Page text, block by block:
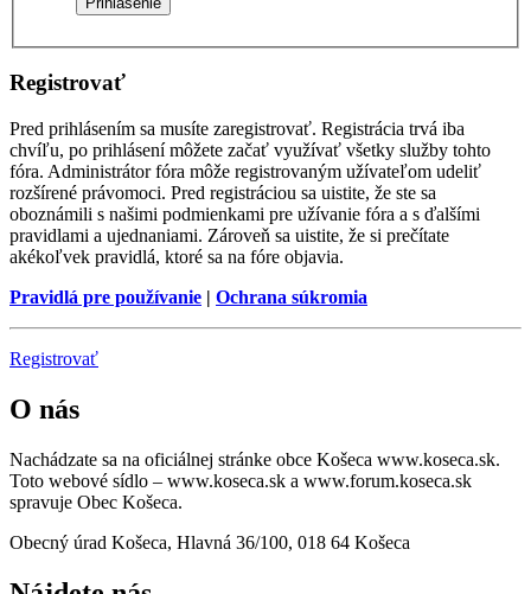
Registrovať
Pred prihlásením sa musíte zaregistrovať. Registrácia trvá iba
chvíľu, po prihlásení môžete začať využívať všetky služby tohto
fóra. Administrátor fóra môže registrovaným užívateľom udeliť
rozšírené právomoci. Pred registráciou sa uistite, že ste sa
oboznámili s našimi podmienkami pre užívanie fóra a s ďalšími
pravidlami a ujednaniami. Zároveň sa uistite, že si prečítate
akékoľvek pravidlá, ktoré sa na fóre objavia.
Pravidlá pre používanie | Ochrana súkromia
Registrovať
O nás
Nachádzate sa na oficiálnej stránke obce Košeca www.koseca.sk.
Toto webové sídlo – www.koseca.sk a www.forum.koseca.sk
spravuje Obec Košeca.
Obecný úrad Košeca, Hlavná 36/100, 018 64 Košeca